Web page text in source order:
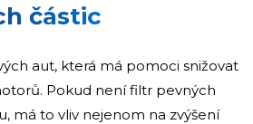
částic
aut, která má pomoci snižovat
Pokud není filtr pevných
má to vliv nejenom na zvýšení